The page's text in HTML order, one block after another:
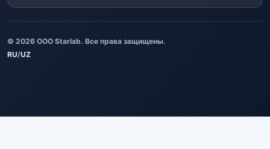
© 2026 ООО Starlab. Все права защищены.
RU/UZ